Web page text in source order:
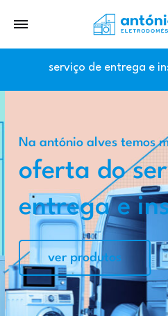
serviço de entrega e
Na antónio alves temos
oferta do
entrega e
ver produtos